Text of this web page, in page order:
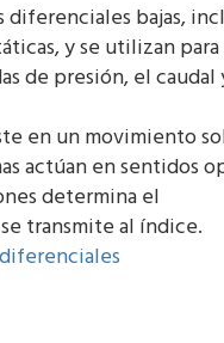
bajas,
y se utilizan
de presión, el caudal
en un movimiento
actúan en sentidos
determina el
transmite al índice.